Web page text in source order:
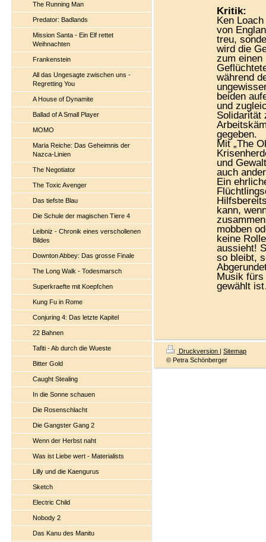
The Running Man
Predator: Badlands
Mission Santa - Ein Elf rettet
Weihnachten
Frankenstein
All das Ungesagte zwischen uns -
Regretting You
A House of Dynamite
Ballad of A Small Player
MOMO
Maria Reiche: Das Geheimnis der
Nazca-Linien
The Negotiator
The Toxic Avenger
Das tiefste Blau
Die Schule der magischen Tiere 4
Leibniz - Chronik eines verschollenen
Bildes
Downton Abbey: Das grosse Finale
The Long Walk - Todesmarsch
Superkraefte mit Koepfchen
Kung Fu in Rome
Conjuring 4: Das letzte Kapitel
22 Bahnen
Tafiti - Ab durch die Wueste
Bitter Gold
Caught Stealing
In die Sonne schauen
Die Rosenschlacht
Die Gangster Gang 2
Wenn der Herbst naht
Was ist Liebe wert - Materialists
Lilly und die Kaengurus
Sketch
Electric Child
Nobody 2
Das Kanu des Manitu
Kritik:
Ken
von
treu,
wird die
zum einen
während
beiden
und
Solidarität
gegeben.
Mit „The
und
auch
Ein
kann,
mobben
keine
aussieht!
so bleibt,
Musik
gewählt
Druckversion | Sitemap
© Petra Schönberger